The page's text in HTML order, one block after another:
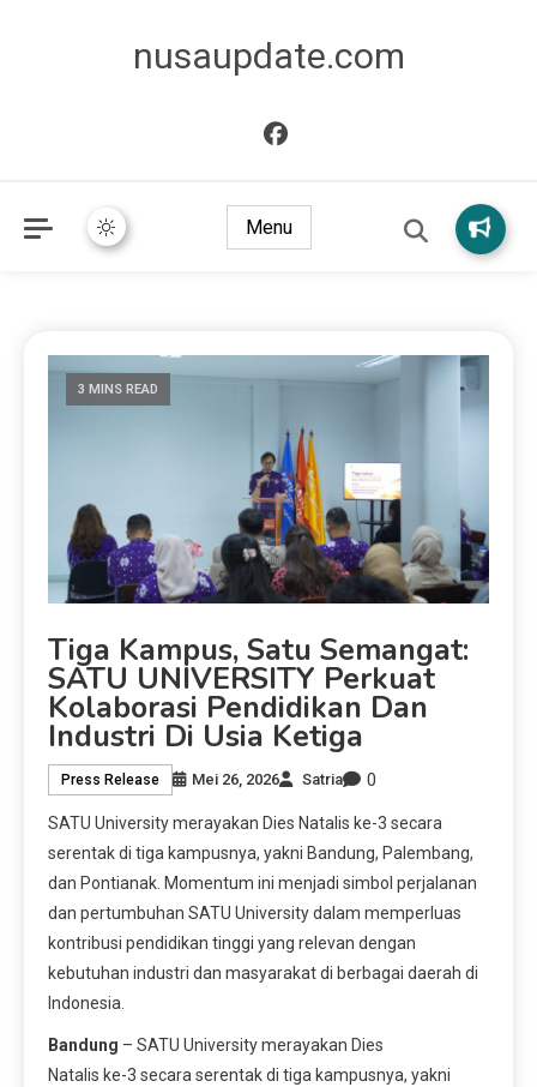
nusaupdate.com
Menu
3 MINS READ
Tiga Kampus, Satu Semangat:
SATU UNIVERSITY Perkuat
Kolaborasi Pendidikan Dan
Industri Di Usia Ketiga
Press Release Mei 26, 2026 Satria 0
SATU University merayakan Dies Natalis ke-3 secara
serentak di tiga kampusnya, yakni Bandung, Palembang,
dan Pontianak. Momentum ini menjadi simbol perjalanan
dan pertumbuhan SATU University dalam memperluas
kontribusi pendidikan tinggi yang relevan dengan
kebutuhan industri dan masyarakat di berbagai daerah di
Indonesia.
Bandung – SATU University merayakan Dies
Natalis ke-3 secara serentak di tiga kampusnya, yakni